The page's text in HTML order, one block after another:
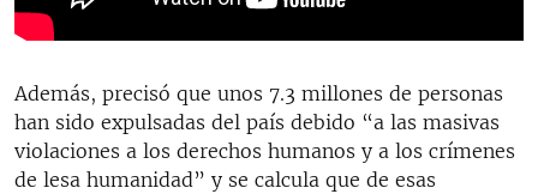
Además, precisó que unos 7.3 millones de personas
han sido expulsadas del país debido “a las masivas
violaciones a los derechos humanos y a los crímenes
de lesa humanidad” y se calcula que de esas